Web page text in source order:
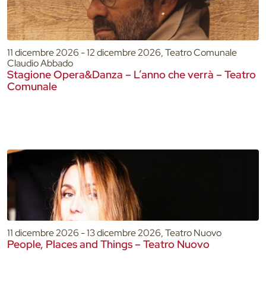
11 dicembre 2026 - 12 dicembre 2026, Teatro Comunale
Claudio Abbado
Stagione Opera&Danza – L’anno che verrà – Teatro
Comunale
11 dicembre 2026 - 13 dicembre 2026, Teatro Nuovo
People, Places and Things – Teatro Nuovo